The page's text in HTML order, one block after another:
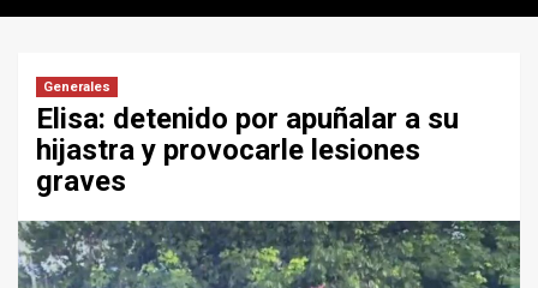
Generales
Elisa: detenido por apuñalar a su
hijastra y provocarle lesiones
graves